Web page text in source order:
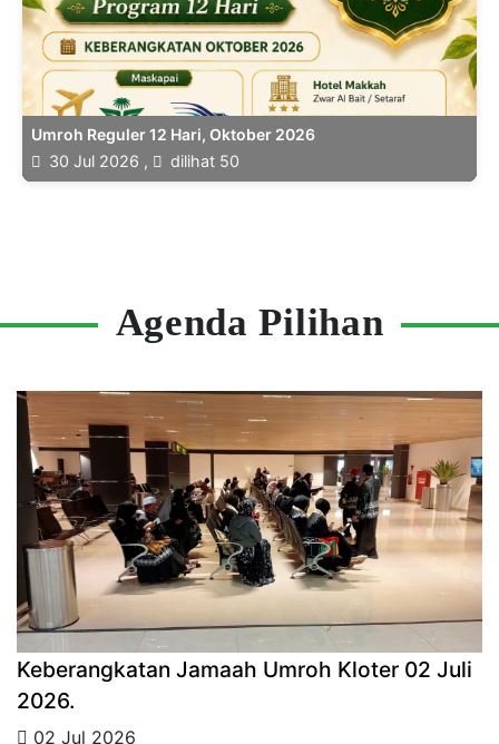
Umroh Reguler 12 Hari, Oktober 2026
30 Jul 2026 ,
dilihat 50
Agenda Pilihan
Keberangkatan Jamaah Umroh Kloter 02 Juli
2026.
02 Jul 2026